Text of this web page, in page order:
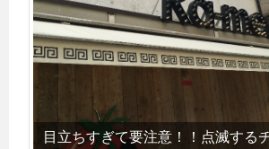
目立ちすぎて要注意！！点滅する